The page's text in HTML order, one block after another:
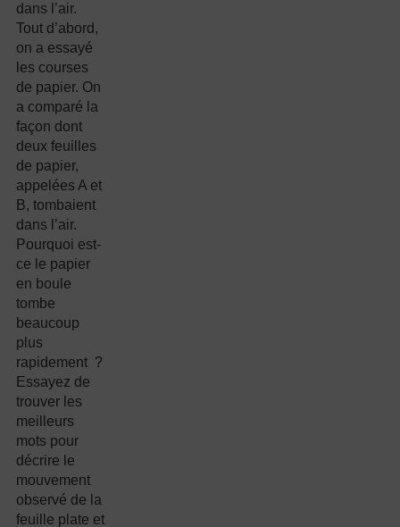
dans l’air.
Tout d’abord,
on a essayé
les courses
de papier. On
a comparé la
façon dont
deux feuilles
de papier,
appelées A et
B, tombaient
dans l’air.
Pourquoi est-
ce le papier
en boule
tombe
beaucoup
plus
rapidement ?
Essayez de
trouver les
meilleurs
mots pour
décrire le
mouvement
observé de la
feuille plate et